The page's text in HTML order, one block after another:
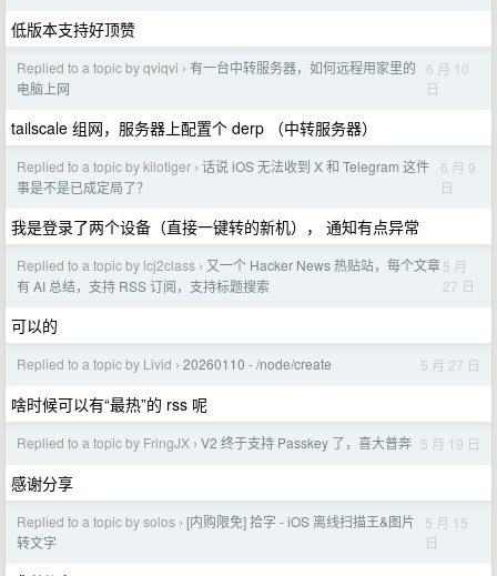
低版本支持好顶赞
Replied to a topic by qviqvi › 有一台中转服务器，如何远程用家里的
电脑上网
6 月 10
日
tailscale 组网，服务器上配置个 derp （中转服务器）
Replied to a topic by kilotiger › 话说 iOS 无法收到 X 和 Telegram 这件
事是不是已成定局了？
6 月 9
日
我是登录了两个设备（直接一键转的新机）， 通知有点异常
Replied to a topic by lcj2class › 又一个 Hacker News 热贴站，每个文章
有 AI 总结，支持 RSS 订阅，支持标题搜索
5 月
27 日
可以的
Replied to a topic by Livid › 20260110 - /node/create 5 月 27 日
啥时候可以有“最热”的 rss 呢
Replied to a topic by FringJX › V2 终于支持 Passkey 了，喜大普奔 5 月 19 日
感谢分享
Replied to a topic by solos › [内购限免] 拾字 - iOS 离线扫描王&图片
转文字
5 月 15
日